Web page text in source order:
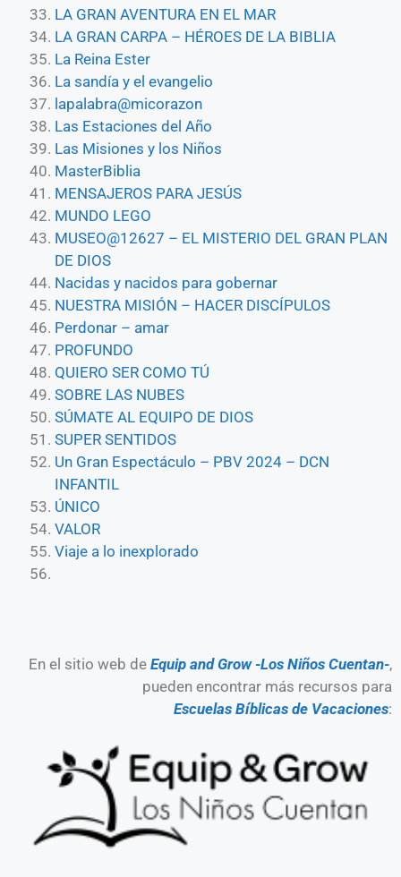
LA GRAN AVENTURA EN EL MAR
LA GRAN CARPA – HÉROES DE LA BIBLIA
La Reina Ester
La sandía y el evangelio
lapalabra@micorazon
Las Estaciones del Año
Las Misiones y los Niños
MasterBiblia
MENSAJEROS PARA JESÚS
MUNDO LEGO
MUSEO@12627 – EL MISTERIO DEL GRAN PLAN
DE DIOS
Nacidas y nacidos para gobernar
NUESTRA MISIÓN – HACER DISCÍPULOS
Perdonar – amar
PROFUNDO
QUIERO SER COMO TÚ
SOBRE LAS NUBES
SÚMATE AL EQUIPO DE DIOS
SUPER SENTIDOS
Un Gran Espectáculo – PBV 2024 – DCN
INFANTIL
ÚNICO
VALOR
Viaje a lo inexplorado
En el sitio web de Equip and Grow -Los Niños Cuentan-,
pueden encontrar más recursos para
Escuelas Bíblicas de Vacaciones: